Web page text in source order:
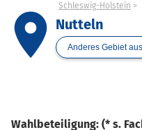
place
Schleswig-Holstein
Nutteln
Anderes Gebiet
Wahlbeteiligung: (* s.